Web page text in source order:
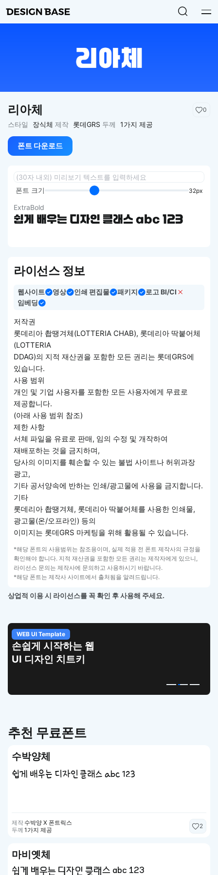
리아체 0
스타일 장식체 제작 롯데GRS 두께 1가지 제공
폰트 다운로드
폰트 크기 32px
ExtraBold
쉽게 배우는 디자인 클래스 abc 123
라이선스 정보
웹사이트 영상 인쇄 편집물 패키지
로고 BI/CI
임베딩
저작권
롯데리아 촵땡겨체(LOTTERIA CHAB), 롯데리아 딱붙어체
(LOTTERIA
DDAG)의 지적 재산권을 포함한 모든 권리는 롯데GRS에
있습니다.
사용 범위
개인 및 기업 사용자를 포함한 모든 사용자에게 무료로
제공합니다.
(아래 사용 범위 참조)
제한 사항
서체 파일을 유료로 판매, 임의 수정 및 개작하여
재배포하는 것을 금지하며,
당사의 이미지를 훼손할 수 있는 불법 사이트나 허위과장
광고,
기타 공서양속에 반하는 인쇄/광고물에 사용을 금지합니다.
기타
롯데리아 촵땡겨체, 롯데리아 딱붙어체를 사용한 인쇄물,
광고물(온/오프라인) 등의
이미지는 롯데GRS 마케팅을 위해 활용될 수 있습니다.
*해당 폰트의 사용범위는 참조용이며, 실제 적용 전 폰트 제작사의 규정을
확인해야 합니다. 지적 재산권을 포함한 모든 권리는 제작자에게 있으니,
라이선스 문의는 제작사에 문의하고 사용하시기 바랍니다.
*해당 폰트는 제작사 사이트에서 출처됨을 알려드립니다.
상업적 이용 시 라이선스를 꼭 확인 후 사용해 주세요.
WEB UI Template
손쉽게 시작하는 웹
UI 디자인 치트키
추천 무료폰트
수박양체
쉽게 배우는 디자인 클래스 abc 123
제작 수박양 X 폰트릭스
두께 1가지 제공
2
마비옛체
쉽게 배우는 디자인 클래스 abc 123